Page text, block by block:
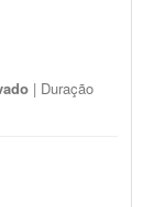
| Duração